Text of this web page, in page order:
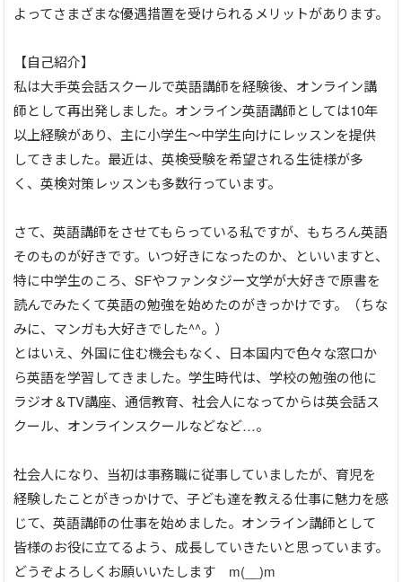
よってさまざまな優遇措置を受けられるメリットがあります。
【自己紹介】
私は大手英会話スクールで英語講師を経験後、オンライン講
師として再出発しました。オンライン英語講師としては10年
以上経験があり、主に小学生～中学生向けにレッスンを提供
してきました。最近は、英検受験を希望される生徒様が多
く、英検対策レッスンも多数行っています。
さて、英語講師をさせてもらっている私ですが、もちろん英語
そのものが好きです。いつ好きになったのか、といいますと、
特に中学生のころ、SFやファンタジー文学が大好きで原書を
読んでみたくて英語の勉強を始めたのがきっかけです。（ちな
みに、マンガも大好きでした^^。）
とはいえ、外国に住む機会もなく、日本国内で色々な窓口か
ら英語を学習してきました。学生時代は、学校の勉強の他に
ラジオ＆TV講座、通信教育、社会人になってからは英会話ス
クール、オンラインスクールなどなど…。
社会人になり、当初は事務職に従事していましたが、育児を
経験したことがきっかけで、子ども達を教える仕事に魅力を感
じて、英語講師の仕事を始めました。オンライン講師として
皆様のお役に立てるよう、成長していきたいと思っています。
どうぞよろしくお願いいたします m(__)m